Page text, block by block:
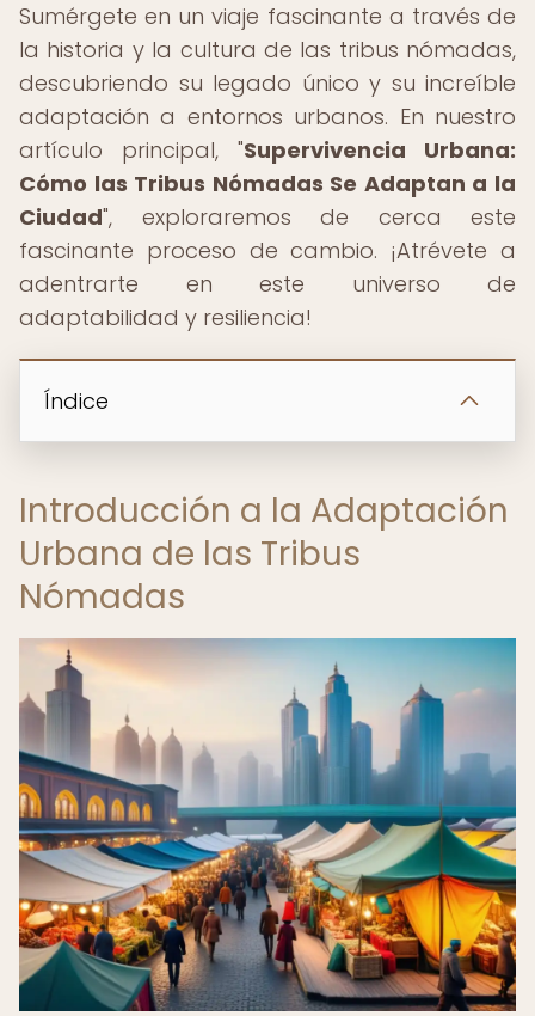
Sumérgete en un viaje fascinante a través de
la historia y la cultura de las tribus nómadas,
descubriendo su legado único y su increíble
adaptación a entornos urbanos. En nuestro
artículo principal, "Supervivencia Urbana:
Cómo las Tribus Nómadas Se Adaptan a la
Ciudad", exploraremos de cerca este
fascinante proceso de cambio. ¡Atrévete a
adentrarte en este universo de
adaptabilidad y resiliencia!
Índice
Introducción a la Adaptación
Urbana de las Tribus
Nómadas